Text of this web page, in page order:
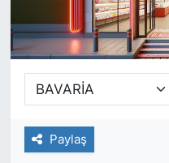
Paylaş
SİYASET
SAĞLIK